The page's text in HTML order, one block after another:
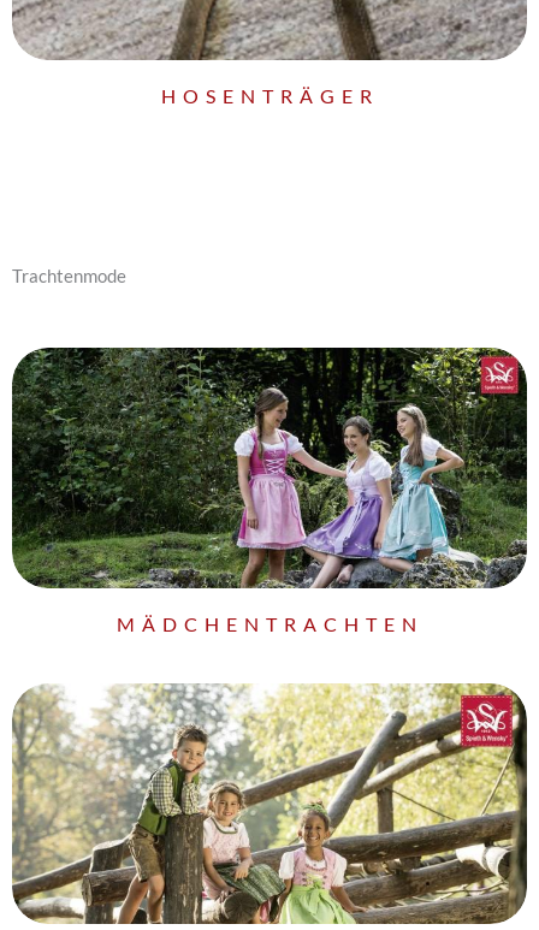
HOSENTRÄGER
Trachtenmode
MÄDCHENTRACHTEN